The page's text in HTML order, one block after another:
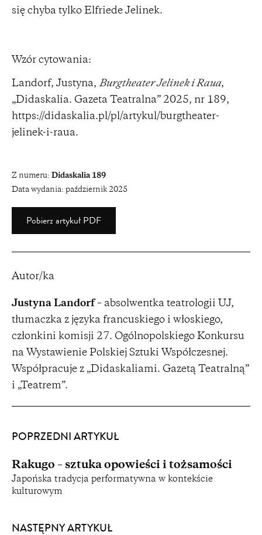
się chyba tylko Elfriede Jelinek.
Wzór cytowania:
Landorf, Justyna, Burgtheater Jelinek i Raua,
„Didaskalia. Gazeta Teatralna” 2025, nr 189,
https://didaskalia.pl/pl/artykul/burgtheater-
jelinek-i-raua.
Z numeru: Didaskalia 189
Data wydania: październik 2025
Pobierz artykuł PDF
Autor/ka
Justyna Landorf– absolwentka teatrologii UJ,
tłumaczka z języka francuskiego i włoskiego,
członkini komisji 27. Ogólnopolskiego Konkursu
na Wystawienie Polskiej Sztuki Współczesnej.
Współpracuje z „Didaskaliami. Gazetą Teatralną”
i „Teatrem”.
POPRZEDNI ARTYKUŁ
Rakugo – sztuka opowieści i tożsamości
Japońska tradycja performatywna w kontekście
kulturowym
NASTĘPNY ARTYKUŁ